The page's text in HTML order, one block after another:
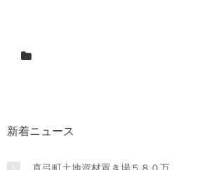
新着ニュース
真弓町土地資材置き場５８０万